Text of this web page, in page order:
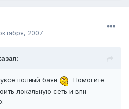
2007
полный баян
Помогите
локальную сеть и впн